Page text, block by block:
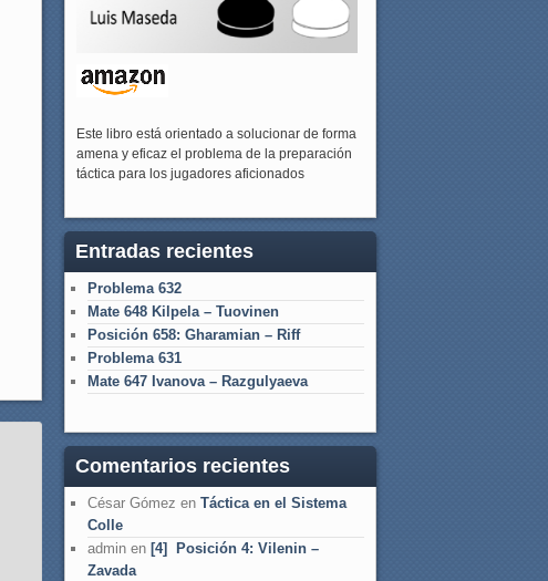
Este libro está orientado a solucionar de forma
amena y eficaz el problema de la preparación
táctica para los jugadores aficionados
Entradas recientes
Problema 632
Mate 648 Kilpela – Tuovinen
Posición 658: Gharamian – Riff
Problema 631
Mate 647 Ivanova – Razgulyaeva
Comentarios recientes
César Gómez en Táctica en el Sistema
Colle
admin en [4] Posición 4: Vilenin –
Zavada